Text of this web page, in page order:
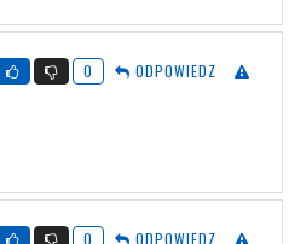
0 ODPOWIEDZ
0 ODPOWIEDZ